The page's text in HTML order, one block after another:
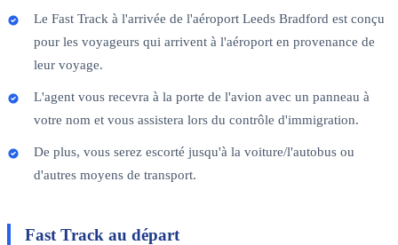
Le Fast Track à l'arrivée de l'aéroport Leeds Bradford est conçu
pour les voyageurs qui arrivent à l'aéroport en provenance de
leur voyage.
L'agent vous recevra à la porte de l'avion avec un panneau à
votre nom et vous assistera lors du contrôle d'immigration.
De plus, vous serez escorté jusqu'à la voiture/l'autobus ou
d'autres moyens de transport.
Fast Track au départ